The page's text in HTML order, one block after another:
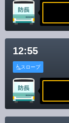
12:55
スロープ